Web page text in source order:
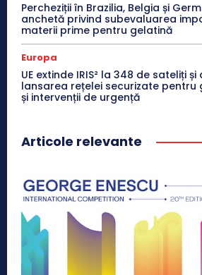
Percheziții în Brazilia, Belgia și
anchetă privind subevaluarea
materii prime pentru gelatină
Europa
UE extinde IRIS² la 348 de sateliți
lansarea rețelei securizate pentru
și intervenții de urgență
Articole relevante